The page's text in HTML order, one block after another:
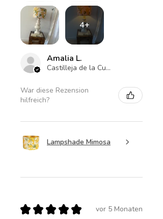
4+
Amalia L.
Castilleja de la Cuesta , ES-AN
War diese Rezension
hilfreich?
Lampshade Mimosa
★ ★ ★ ★ ★ vor 5 Monaten